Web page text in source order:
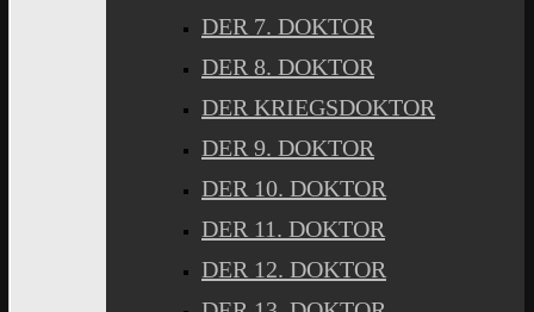
DER 7. DOKTOR
DER 8. DOKTOR
DER KRIEGSDOKTOR
DER 9. DOKTOR
DER 10. DOKTOR
DER 11. DOKTOR
DER 12. DOKTOR